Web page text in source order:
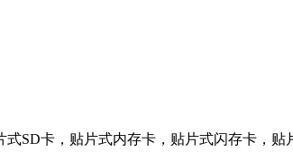
SD卡，贴片式内存卡，贴片式闪存卡，